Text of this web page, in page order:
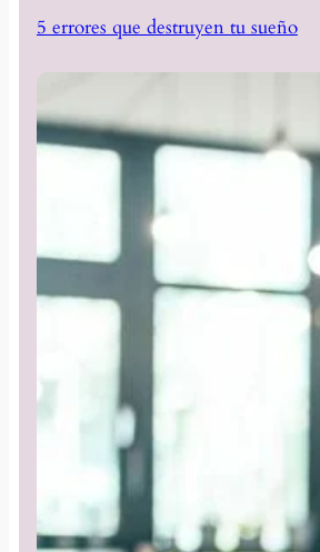
5 errores que destruyen tu sueño